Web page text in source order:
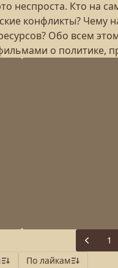
неспроста. Кто на
конфликты? Чему
Обо всем
о политике,
Previous
1
По лайкам